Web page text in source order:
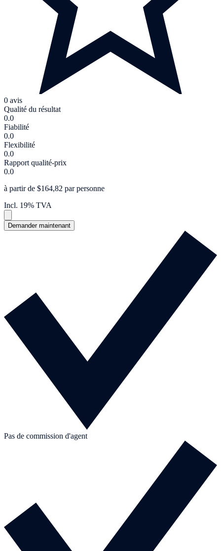
0 avis
Qualité du résultat
0.0
Fiabilité
0.0
Flexibilité
0.0
Rapport qualité-prix
0.0
à partir de $164,82 par personne
Incl. 19% TVA
Demander maintenant
Pas de commission d'agent